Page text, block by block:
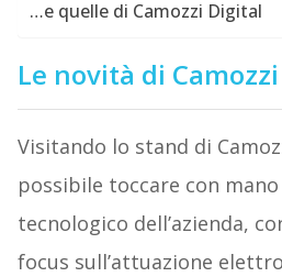
…e quelle di Camozzi Digital
Le novità di
Visitando lo stand di
possibile toccare con
tecnologico dell’azienda,
focus sull’attuazione